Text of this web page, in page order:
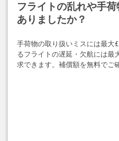
フライトの乱れや手
ありましたか？
手荷物の取り扱いミスには最大
るフライトの遅延・欠航には最
求できます。補償額を無料でご